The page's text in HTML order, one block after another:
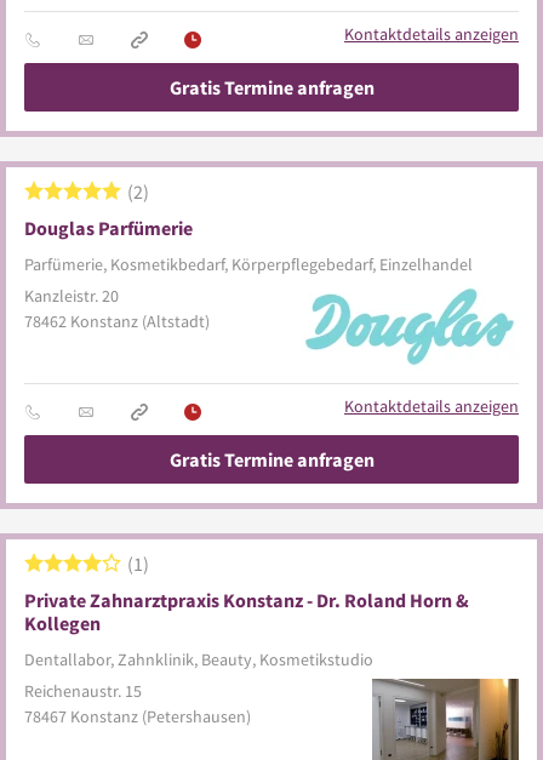
Kontaktdetails anzeigen
Gratis Termine anfragen
Douglas Parfümerie
Parfümerie, Kosmetikbedarf, Körperpflegebedarf, Einzelhandel
2
Kanzleistr. 20
78462 Konstanz (Altstadt)
Kontaktdetails anzeigen
Gratis Termine anfragen
Private Zahnarztpraxis Konstanz - Dr. Roland Horn &
Kollegen
Dentallabor, Zahnklinik, Beauty, Kosmetikstudio
1
Reichenaustr. 15
78467 Konstanz (Petershausen)